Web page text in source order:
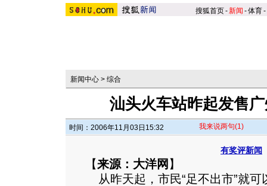
搜狐首页-新闻 -体育-
新闻中心 > 综合
汕头火车站昨起发售
时间：2006年11月03日15:32 我来说两句(1)
有奖评新闻
【来源：大洋网 】
从昨天起，市民“足不出市”就可